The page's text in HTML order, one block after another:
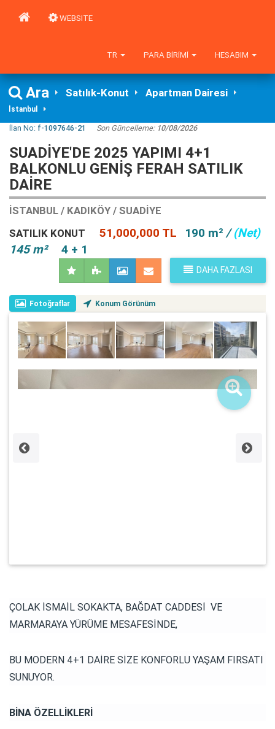
WEBSITE
HESABIM
PARA BIRIMI
TR
Ara Satılık-Konut Apartman Dairesi
İstanbul
İlan No: f-1097646-21 Son Güncelleme: 10/08/2026
SUADİYE'DE 2025 YAPIMI 4+1
BALKONLU GENİŞ FERAH SATILIK
DAİRE
İSTANBUL / KADIKÖY / SUADIYE
SATILIK KONUT
51,000,000 TL 190 m² /(Net)
145 m²
4 + 1
DAHA FAZLASI
Fotoğraflar Konum Görünüm
ÇOLAK İSMAİL SOKAKTA, BAĞDAT CADDESİ VE
MARMARAYA YÜRÜME MESAFESİNDE,
BU MODERN 4+1 DAİRE SİZE KONFORLU YAŞAM FIRSATI
SUNUYOR.
BİNA ÖZELLİKLERİ